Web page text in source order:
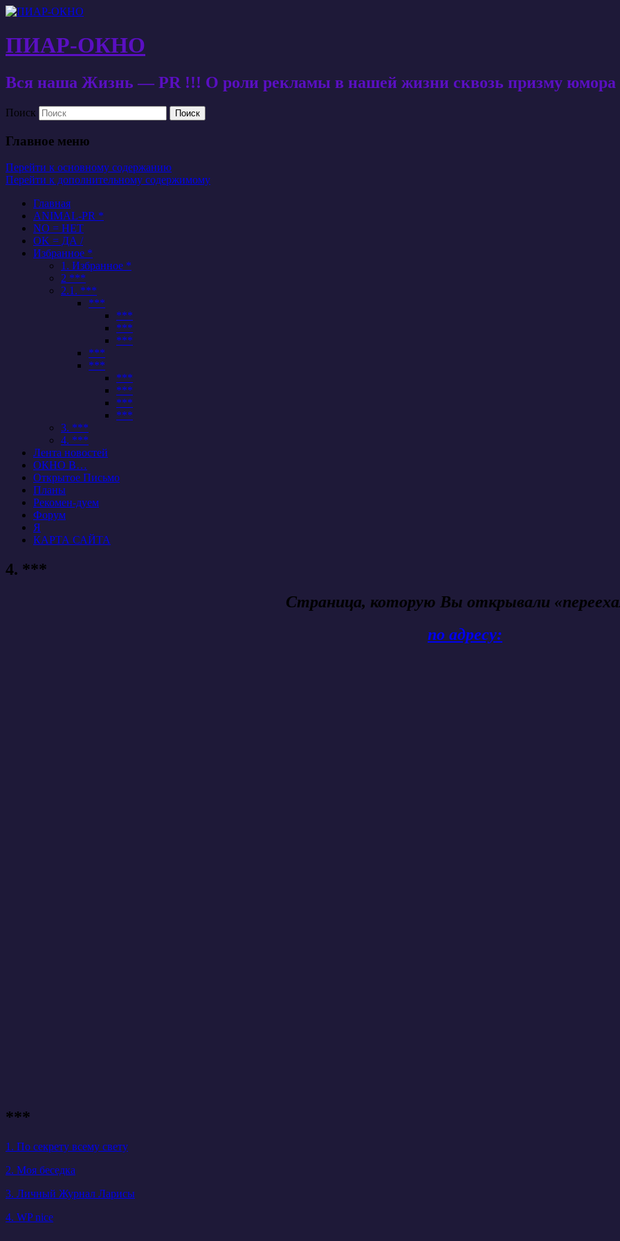
ПИАР-ОКНО
Вся наша Жизнь — PR !!! О роли рекламы в нашей жизни сквозь призму юмора
Поиск
Главное меню
Перейти к основному содержанию
Перейти к дополнительному содержимому
Главная
ANIMAL-PR *
NO = НЕТ
OK = ДА /
Избранное *
1. Избранное *
2 ***
2.1. ***
***
***
***
***
***
***
***
***
***
***
3. ***
4. ***
Лента новостей
ОКНО В…
Открытое Письмо
Планы
Рекомен-дуем
Форум
Я
КАРТА САЙТА
4. ***
Страница, которую Вы открывали
по адресу:
***
1. По секрету всему свету
2. Моя беседка
3. Личный Журнал Ларисы
4. WP nice